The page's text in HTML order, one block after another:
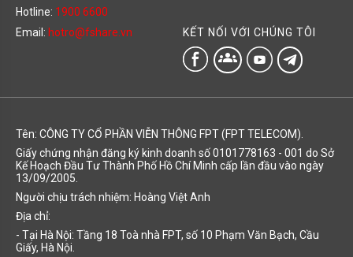
Hotline: 1900 6600
Email: hotro@fshare.vn KẾT NỐI VỚI CHÚNG TÔI
groups
Tên: CÔNG TY CỔ PHẦN VIỄN THÔNG FPT (FPT TELECOM).
Giấy chứng nhận đăng ký kinh doanh số 0101778163 - 001 do Sở
Kế Hoạch Đầu Tư Thành Phố Hồ Chí Minh cấp lần đầu vào ngày
13/09/2005.
Người chịu trách nhiệm: Hoàng Việt Anh
Địa chỉ:
- Tại Hà Nội: Tầng 18 Toà nhà FPT, số 10 Phạm Văn Bạch, Cầu
Giấy, Hà Nội.